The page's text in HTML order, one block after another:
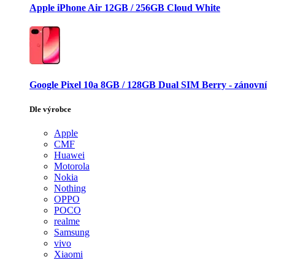
Apple iPhone Air 12GB / 256GB Cloud White
Google Pixel 10a 8GB / 128GB Dual SIM Berry - zánovní
Dle výrobce
Apple
CMF
Huawei
Motorola
Nokia
Nothing
OPPO
POCO
realme
Samsung
vivo
Xiaomi